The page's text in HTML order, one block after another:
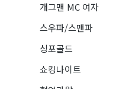
개그맨 MC 여자
스우파/스맨파
싱포골드
쇼킹나이트